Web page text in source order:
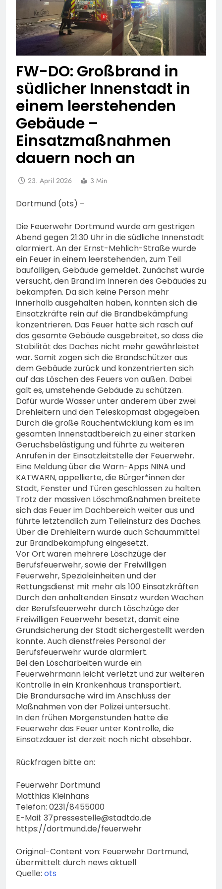
FW-DO: Großbrand in
südlicher Innenstadt in
einem leerstehenden
Gebäude –
Einsatzmaßnahmen
dauern noch an
23. April 2026 3 Min
Dortmund (ots) –
Die Feuerwehr Dortmund wurde am gestrigen
Abend gegen 21:30 Uhr in die südliche Innenstadt
alarmiert. An der Ernst-Mehlich-Straße wurde
ein Feuer in einem leerstehenden, zum Teil
baufälligen, Gebäude gemeldet. Zunächst wurde
versucht, den Brand im Inneren des Gebäudes zu
bekämpfen. Da sich keine Person mehr
innerhalb ausgehalten haben, konnten sich die
Einsatzkräfte rein auf die Brandbekämpfung
konzentrieren. Das Feuer hatte sich rasch auf
das gesamte Gebäude ausgebreitet, so dass die
Stabilität des Daches nicht mehr gewährleistet
war. Somit zogen sich die Brandschützer aus
dem Gebäude zurück und konzentrierten sich
auf das Löschen des Feuers von außen. Dabei
galt es, umstehende Gebäude zu schützen.
Dafür wurde Wasser unter anderem über zwei
Drehleitern und den Teleskopmast abgegeben.
Durch die große Rauchentwicklung kam es im
gesamten Innenstadtbereich zu einer starken
Geruchsbelästigung und führte zu weiteren
Anrufen in der Einsatzleitstelle der Feuerwehr.
Eine Meldung über die Warn-Apps NINA und
KATWARN, appellierte, die Bürger*innen der
Stadt, Fenster und Türen geschlossen zu halten.
Trotz der massiven Löschmaßnahmen breitete
sich das Feuer im Dachbereich weiter aus und
führte letztendlich zum Teileinsturz des Daches.
Über die Drehleitern wurde auch Schaummittel
zur Brandbekämpfung eingesetzt.
Vor Ort waren mehrere Löschzüge der
Berufsfeuerwehr, sowie der Freiwilligen
Feuerwehr, Spezialeinheiten und der
Rettungsdienst mit mehr als 100 Einsatzkräften
Durch den anhaltenden Einsatz wurden Wachen
der Berufsfeuerwehr durch Löschzüge der
Freiwilligen Feuerwehr besetzt, damit eine
Grundsicherung der Stadt sichergestellt werden
konnte. Auch dienstfreies Personal der
Berufsfeuerwehr wurde alarmiert.
Bei den Löscharbeiten wurde ein
Feuerwehrmann leicht verletzt und zur weiteren
Kontrolle in ein Krankenhaus transportiert.
Die Brandursache wird im Anschluss der
Maßnahmen von der Polizei untersucht.
In den frühen Morgenstunden hatte die
Feuerwehr das Feuer unter Kontrolle, die
Einsatzdauer ist derzeit noch nicht absehbar.
Rückfragen bitte an:
Feuerwehr Dortmund
Matthias Kleinhans
Telefon: 0231/8455000
E-Mail: 37pressestelle@stadtdo.de
https://dortmund.de/feuerwehr
Original-Content von: Feuerwehr Dortmund,
übermittelt durch news aktuell
Quelle: ots